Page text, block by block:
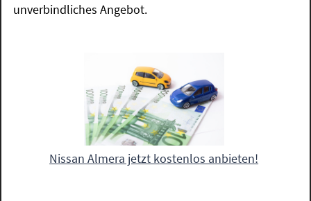
unverbindliches Angebot.
Nissan Almera jetzt kostenlos anbieten!